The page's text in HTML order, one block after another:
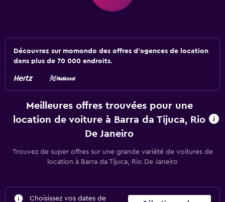
Découvrez sur momondo des offres d'agences de location
dans plus de 70 000 endroits.
Meilleures offres trouvées pour une
location de voiture à Barra da Tijuca, Rio
De Janeiro
Trouvez de super offres sur une grande variété de voitures de
location à Barra da Tijuca, Rio De Janeiro
Choisissez vos dates de